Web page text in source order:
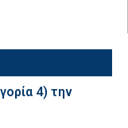
4) την